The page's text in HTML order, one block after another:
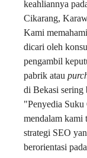
keahliannya
Cikarang,
Kami
dicari oleh
pengambil
pabrik atau
di Bekasi sering
"Penyedia Suku
mendalam kami
strategi SEO
berorientasi